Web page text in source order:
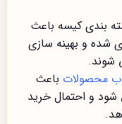
بندی کیسه باعث
و بهینه سازی
شوند.
محصولات باعث
و احتمال خرید